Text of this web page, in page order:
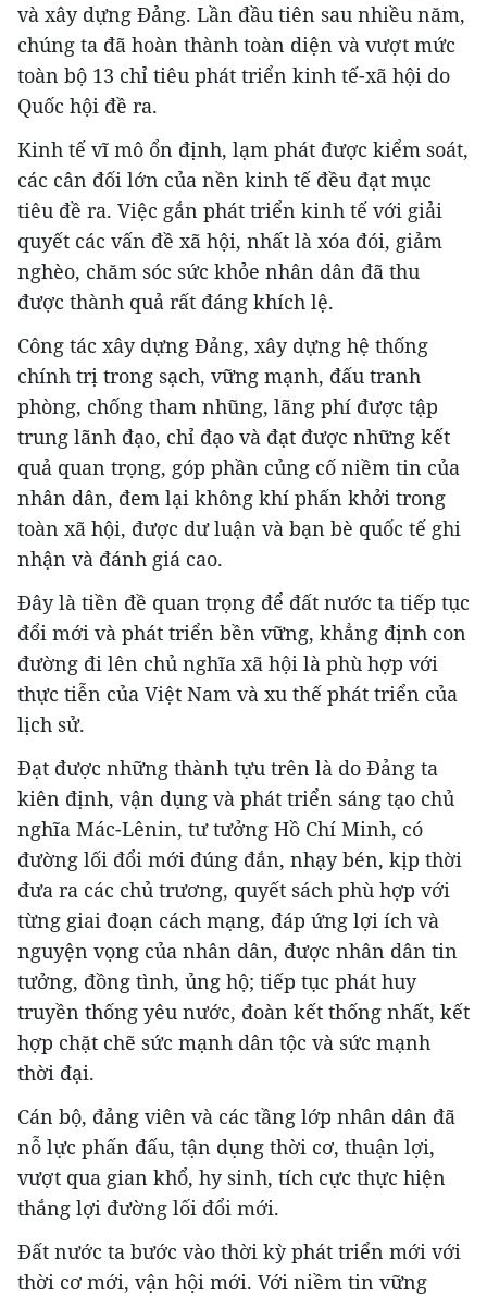
và xây dựng Đảng. Lần đầu tiên sau nhiều năm,
chúng ta đã hoàn thành toàn diện và vượt mức
toàn bộ 13 chỉ tiêu phát triển kinh tế-xã hội do
Quốc hội đề ra.
Kinh tế vĩ mô ổn định, lạm phát được kiểm soát,
các cân đối lớn của nền kinh tế đều đạt mục
tiêu đề ra. Việc gắn phát triển kinh tế với giải
quyết các vấn đề xã hội, nhất là xóa đói, giảm
nghèo, chăm sóc sức khỏe nhân dân đã thu
được thành quả rất đáng khích lệ.
Công tác xây dựng Đảng, xây dựng hệ thống
chính trị trong sạch, vững mạnh, đấu tranh
phòng, chống tham nhũng, lãng phí được tập
trung lãnh đạo, chỉ đạo và đạt được những kết
quả quan trọng, góp phần củng cố niềm tin của
nhân dân, đem lại không khí phấn khởi trong
toàn xã hội, được dư luận và bạn bè quốc tế ghi
nhận và đánh giá cao.
Đây là tiền đề quan trọng để đất nước ta tiếp tục
đổi mới và phát triển bền vững, khẳng định con
đường đi lên chủ nghĩa xã hội là phù hợp với
thực tiễn của Việt Nam và xu thế phát triển của
lịch sử.
Đạt được những thành tựu trên là do Đảng ta
kiên định, vận dụng và phát triển sáng tạo chủ
nghĩa Mác-Lênin, tư tưởng Hồ Chí Minh, có
đường lối đổi mới đúng đắn, nhạy bén, kịp thời
đưa ra các chủ trương, quyết sách phù hợp với
từng giai đoạn cách mạng, đáp ứng lợi ích và
nguyện vọng của nhân dân, được nhân dân tin
tưởng, đồng tình, ủng hộ; tiếp tục phát huy
truyền thống yêu nước, đoàn kết thống nhất, kết
hợp chặt chẽ sức mạnh dân tộc và sức mạnh
thời đại.
Cán bộ, đảng viên và các tầng lớp nhân dân đã
nỗ lực phấn đấu, tận dụng thời cơ, thuận lợi,
vượt qua gian khổ, hy sinh, tích cực thực hiện
thắng lợi đường lối đổi mới.
Đất nước ta bước vào thời kỳ phát triển mới với
thời cơ mới, vận hội mới. Với niềm tin vững